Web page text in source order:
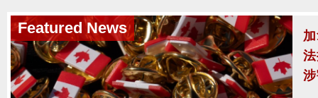
Featured News
Featured News